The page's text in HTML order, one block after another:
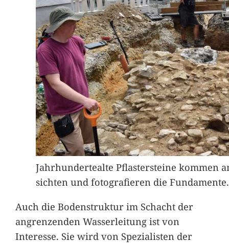
Jahrhundertealte Pflastersteine kommen
sichten und fotografieren die
Auch die Bodenstruktur im Schacht der
angrenzenden Wasserleitung ist von
Interesse. Sie wird von Spezialisten der